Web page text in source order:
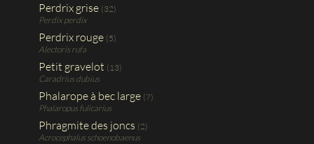
Perdrix grise (32)
Perdix perdix
Perdrix rouge (5)
Alectoris rufa
Petit gravelot (13)
Caradrius dubius
Phalarope à bec large (7)
Phalaropus fulicarius
Phragmite des joncs (2)
Acrocephalus schoenobaenus